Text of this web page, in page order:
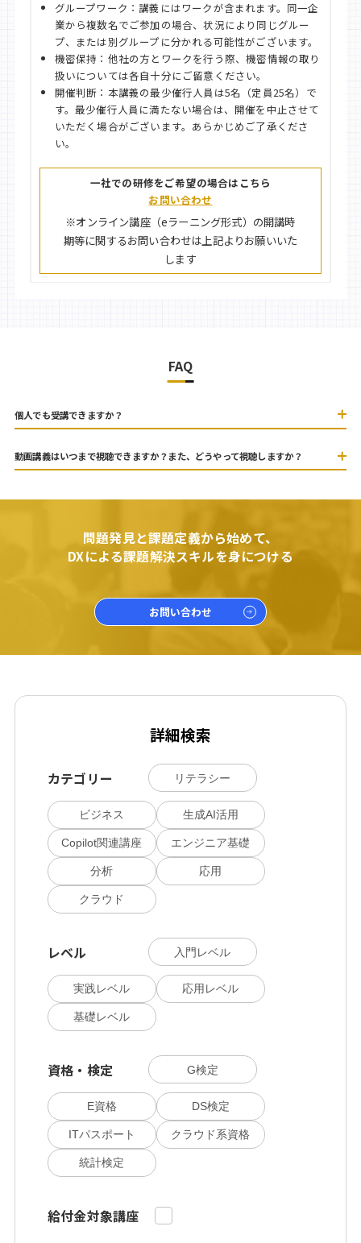
グループワーク：講義にはワークが含まれます。同一企
業から複数名でご参加の場合、状況により同じグルー
プ、または別グループに分かれる可能性がございます。
機密保持：他社の方とワークを行う際、機密情報の取り
扱いについては各自十分にご留意ください。
開催判断：本講義の最少催行人員は5名（定員25名）で
す。最少催行人員に満たない場合は、開催を中止させて
いただく場合がございます。あらかじめご了承くださ
い。
一社での研修をご希望の場合はこちら
お問い合わせ
※オンライン講座（eラーニング形式）の開講時
期等に関するお問い合わせは上記よりお願いいた
します
FAQ
個人でも受講できますか？
動画講義はいつまで視聴できますか？また、どうやって視聴しますか？
問題発見と課題定義から始めて、
DXによる課題解決スキルを身につける
お問い合わせ
詳細検索
カテゴリー リテラシー
ビジネス 生成AI活用
Copilot関連講座 エンジニア基礎
分析 応用
クラウド
レベル 入門レベル
実践レベル 応用レベル
基礎レベル
資格・検定 G検定
E資格 DS検定
ITパスポート クラウド系資格
統計検定
給付金対象講座